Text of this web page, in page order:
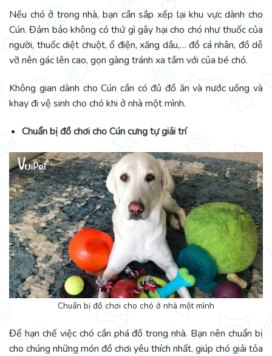
Nếu chó ở trong nhà, bạn cần sắp xếp lại khu vực dành cho
Cún. Đảm bảo không có thứ gì gây hại cho chó như thuốc của
người, thuốc diệt chuột, ổ điện, xăng dầu,… đồ cá nhân, đồ dễ
vỡ nên gác lên cao, gọn gàng tránh xa tầm với của bé chó.
Không gian dành cho Cún cần có đủ đồ ăn và nước uống và
khay đi vệ sinh cho chó khi ở nhà một mình.
Chuẩn bị đồ chơi cho Cún cưng tự giải trí
Chuẩn bị đồ chơi cho chó ở nhà một mình
Để hạn chế việc chó cắn phá đồ trong nhà. Bạn nên chuẩn bị
cho chúng những món đồ chơi yêu thích nhất, giúp chó giải tỏa